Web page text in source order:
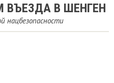
ВЪЕЗДА В ШЕНГЕН
нацбезопасности